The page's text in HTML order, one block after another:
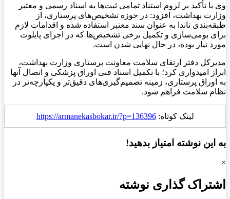
وی با تأکید بر لزوم استناد تمامی ثبت‌ها به اسناد رسمی و معتبر
وزارت بهداشت، افزود: در حوزه تشخیص‌های پرستاری، از
طبقه‌بندی ناندا به عنوان سند معتبر استفاده شده و اقدامات لازم
برای بومی‌سازی و تکمیل برخی تشخیص‌ها که در اجرای پایلوت
مورد نیاز بوده، در حال نهایی شدن است.
مدیرکل دفتر ارتقای سلامت معاونت پرستاری وزارت بهداشت،
ابراز امیدواری کرد؛ با تکمیل اسناد فنی اوراق پزشکی و اتصال آنها
به اوراق پرستاری، زمینه تصمیم‌گیری‌های دقیق‌تر و یکپارچه‌تر در
نظام سلامت فراهم شود.
لینک کوتاه:https://armanekasbokar.ir/?p=136396
به این نوشته امتیاز بدهید!
×
اشتراک گذاری نوشته